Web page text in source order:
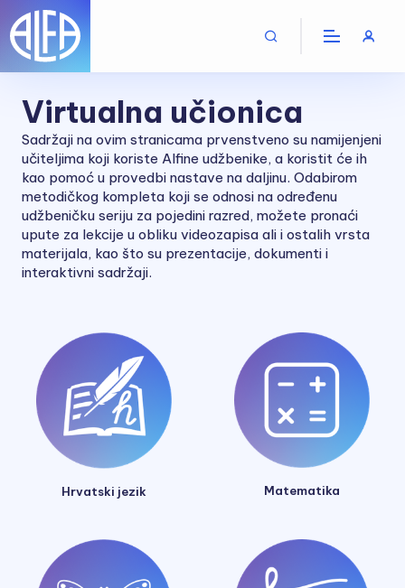
Virtualna učionica
Sadržaji na ovim stranicama prvenstveno su namijenjeni
učiteljima koji koriste Alfine udžbenike, a koristit će ih
kao pomoć u provedbi nastave na daljinu. Odabirom
metodičkog kompleta koji se odnosi na određenu
udžbeničku seriju za pojedini razred, možete pronaći
upute za lekcije u obliku videozapisa ali i ostalih vrsta
materijala, kao što su prezentacije, dokumenti i
interaktivni sadržaji.
Hrvatski jezik Matematika